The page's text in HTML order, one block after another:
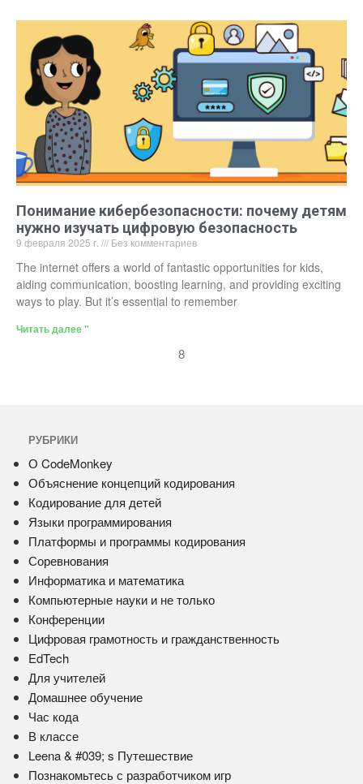
Понимание кибербезопасности: почему детям
нужно изучать цифровую безопасность
9 февраля 2025 г. Без комментариев
The internet offers a world of fantastic opportunities for kids,
aiding communication, boosting learning, and providing exciting
ways to play. But it’s essential to remember
Читать далее "
8
РУБРИКИ
О CodeMonkey
Объяснение концепций кодирования
Кодирование для детей
Языки программирования
Платформы и программы кодирования
Соревнования
Информатика и математика
Компьютерные науки и не только
Конференции
Цифровая грамотность и гражданственность
EdTech
Для учителей
Домашнее обучение
Час кода
В классе
Leena & #039; s Путешествие
Познакомьтесь с разработчиком игр